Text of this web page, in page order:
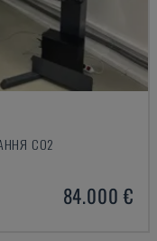
CO2
84.000 €